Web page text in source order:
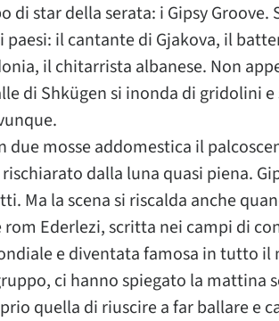
di star della serata: i Gipsy Groove.
il cantante di Gjakova, il
il chitarrista albanese. Non
di Shkügen si inonda di gridolini
due mosse addomestica il
dalla luna quasi piena.
Ma la scena si riscalda anche
rom Ederlezi, scritta nei campi di
e diventata famosa in tutto il
ci hanno spiegato la mattina
quella di riuscire a far ballare e